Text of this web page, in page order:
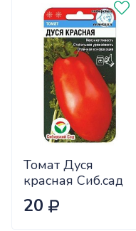
Томат Дуся
красная Сиб.сад
Ц
20